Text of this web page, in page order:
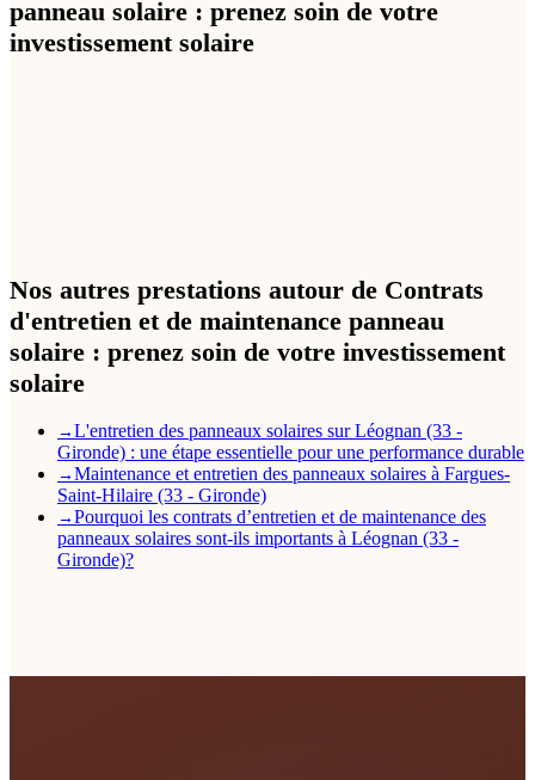
panneau solaire : prenez soin de votre
investissement solaire
Nos autres prestations autour de Contrats
d'entretien et de maintenance panneau
solaire : prenez soin de votre investissement
solaire
→L'entretien des panneaux solaires sur Léognan (33 -
Gironde) : une étape essentielle pour une performance durable
→Maintenance et entretien des panneaux solaires à Fargues-
Saint-Hilaire (33 - Gironde)
→Pourquoi les contrats d’entretien et de maintenance des
panneaux solaires sont-ils importants à Léognan (33 -
Gironde)?